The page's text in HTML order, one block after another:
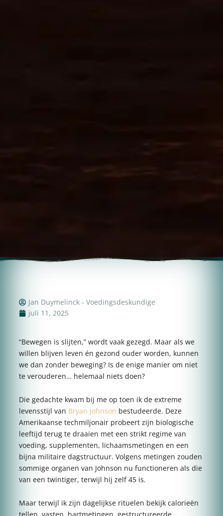
Jan Duymelinck - Voedingsdeskundige
juli 11, 2025
“Bewegen is slijten,” wordt vaak gezegd. Maar als we
willen blijven leven én gezond ouder worden, kunnen
we dan zonder beweging? Is de enige manier om niet
te verouderen… helemaal niets doen?
Die gedachte kwam bij me op toen ik de extreme
levensstijl van Bryan Johnson bestudeerde. Deze
Amerikaanse techmiljonair probeert zijn biologische
leeftijd terug te draaien met een strikt regime van
voeding, supplementen, lichaamsmetingen en een
bijna militaire dagstructuur. Volgens metingen zouden
sommige organen van Johnson nu functioneren als die
van een twintiger, terwijl hij zelf 45 is.
Maar terwijl ik zijn dagelijkse rituelen bekijk calorieën
tellen, vasten, hartmetingen, gestructureerde